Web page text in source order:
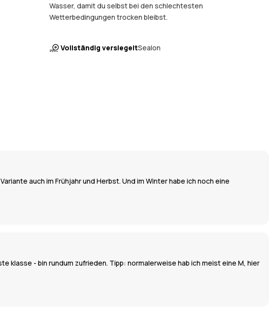
Wasser, damit du selbst bei den schlechtesten
Wetterbedingungen trocken bleibst.
Vollständig versiegeltSealon
auch im Frühjahr und Herbst. Und im Winter habe ich noch eine
klasse - bin rundum zufrieden. Tipp: normalerweise hab ich meist eine M, hier